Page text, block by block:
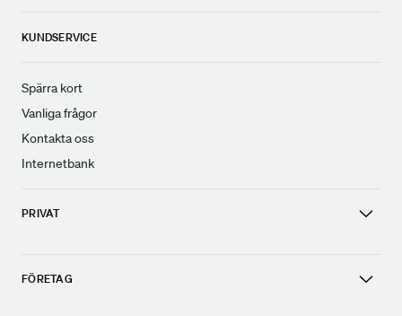
KUNDSERVICE
Spärra kort
Vanliga frågor
Kontakta oss
Internetbank
PRIVAT
FÖRETAG